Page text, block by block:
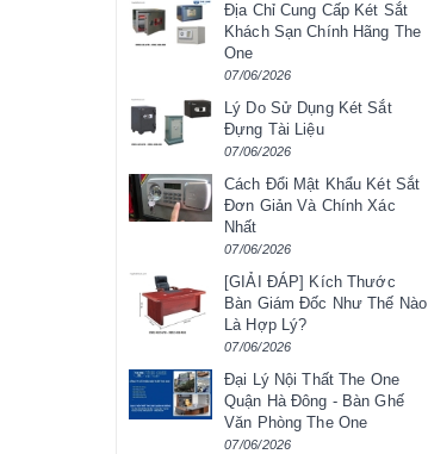
Địa Chỉ Cung Cấp Két Sắt
Khách Sạn Chính Hãng The
One
07/06/2026
Lý Do Sử Dụng Két Sắt
Đựng Tài Liệu
07/06/2026
Cách Đổi Mật Khẩu Két Sắt
Đơn Giản Và Chính Xác
Nhất
07/06/2026
[GIẢI ĐÁP] Kích Thước
Bàn Giám Đốc Như Thế Nào
Là Hợp Lý?
07/06/2026
Đại Lý Nội Thất The One
Quận Hà Đông - Bàn Ghế
Văn Phòng The One
07/06/2026